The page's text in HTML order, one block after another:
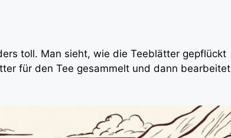
toll. Man sieht, wie die Teeblätter gepflückt
für den Tee gesammelt und dann bearbeitet